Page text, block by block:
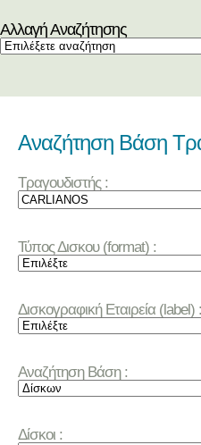
Αλλαγή Αναζήτησης
Αναζήτηση Βάση
Τραγουδιστής :
Τύπος Δισκου (format) :
Δισκογραφική Εταιρεία (label) :
Αναζήτηση Βάση :
Δίσκοι :